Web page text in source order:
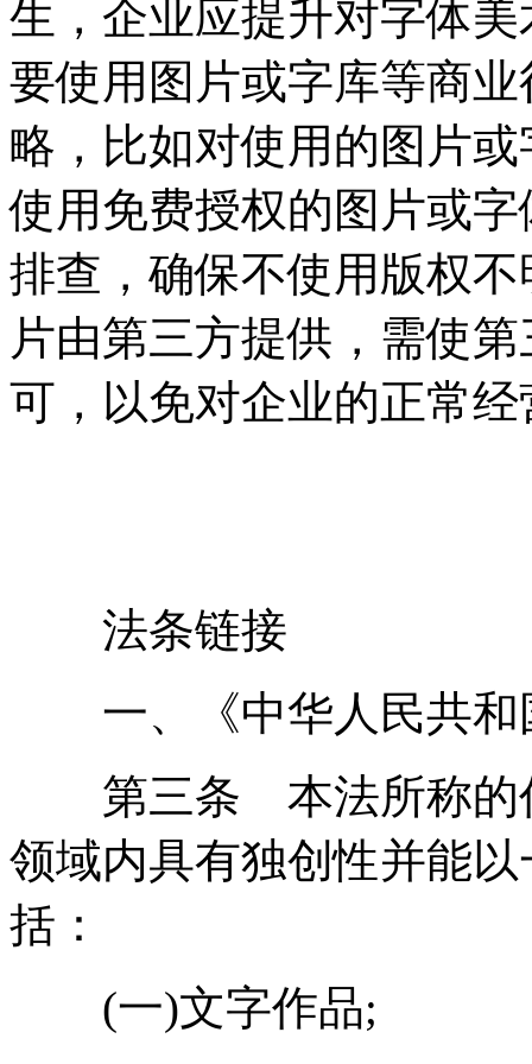
生，企业应提升对字体
要使用图片或字库等商
略，比如对使用的图片
使用免费授权的图片或
排查，确保不使用版权
片由第三方提供，需使
可，以免对企业的正常
法条链接
一、《中华人民共和
第三条 本法所称的作
领域内具有独创性并能
括：
(一)文字作品;